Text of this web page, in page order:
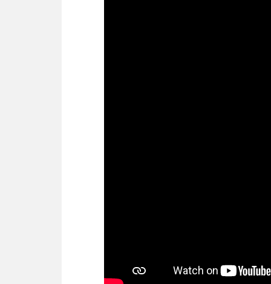
Максимальное разрешение факса